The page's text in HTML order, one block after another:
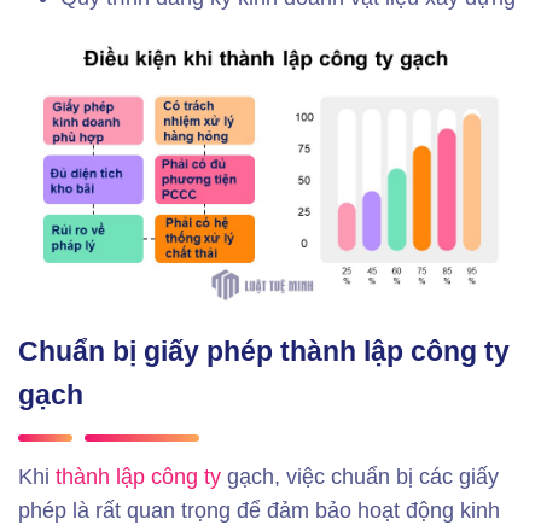
Chuẩn bị giấy phép thành lập công ty
gạch
Khi thành lập công ty gạch, việc chuẩn bị các giấy
phép là rất quan trọng để đảm bảo hoạt động kinh